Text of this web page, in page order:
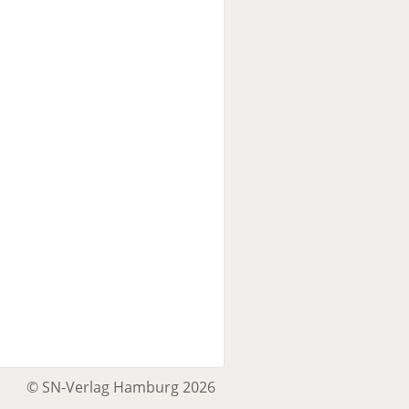
© SN-Verlag Hamburg 2026